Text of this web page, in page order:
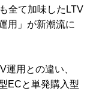
全て加味したLTV
用」が新潮流に
用との違い、
ECと単発購入型